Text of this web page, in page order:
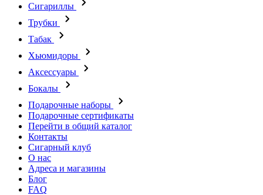
Сигариллы
Трубки
Табак
Хьюмидоры
Аксессуары
Бокалы
Подарочные наборы
Подарочные сертификаты
Перейти в общий каталог
Контакты
Сигарный клуб
О нас
Адреса и магазины
Блог
FAQ